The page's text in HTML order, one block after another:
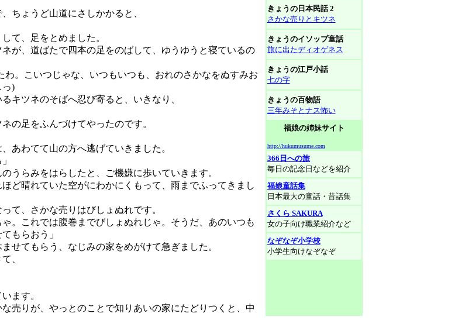
ちょうど山道にさしかかると、
て、足をとめました。
が、道ばたで四本の足をのばして、ゆうゆうと寝ているの
わ。こいつじゃな、いつもいつも、おれのさかなをぬすみお
っ)
キツネのそばへ忍び寄ると、いきなり、
の足をふんづけてやったのです。
あわてて山の方へ逃げていきました。
うらみをはらしたと、ご機嫌に歩いていきます。
ど晴れていた空がにわかにくもって、雨までふってきまし
て、さかな売りはびしょぬれです。
ゃ。これでは腹巻までびしょぬれじゃ。そうだ、あのいつも
もらおう」
せてもらう、なじみの家をめがけて急ぎました。
、
ます。
売りが、やっとのことで知りあいの家にたどりつくと、中
きょうの日本民話 2
さかな売りとキツネ
きょうのイソップ童話
旅に出たディオゲネス
きょうの江戸小話
七の字
きょうの百物語
三年みそとナス怖い
福娘の姉妹サイト
http://hukumusume.com
366日への旅
毎日の記念日などを紹介
福娘童話集
日本最大の童話・昔話集
さくら SAKURA
女の子向け職業紹介など
なぞなぞ小学校
小学生向けなぞなぞ